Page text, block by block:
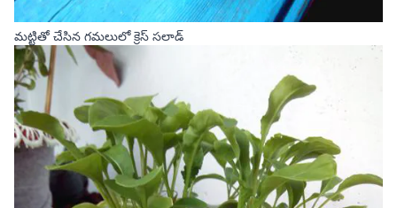
మట్టితో చేసిన గమలులో క్రెస్ సలాడ్